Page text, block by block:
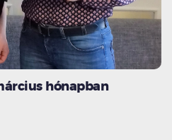
hónapban